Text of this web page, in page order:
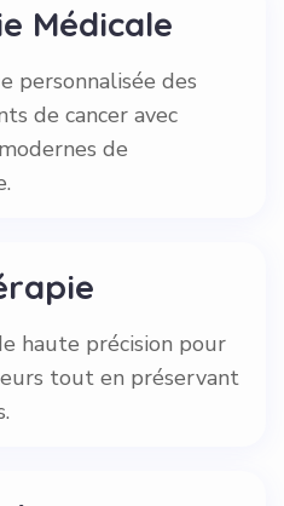
Médicale
personnalisée des
de cancer avec
de
haute précision pour
tout en préservant